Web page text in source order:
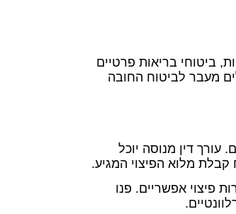
ביטוחי בריאות פרטיים
מעבר לביטוח החובה
עורך דין מנוסה יוכל
קבלת מלוא הפיצוי המגיע.
פיצוי אפשריים. פנו